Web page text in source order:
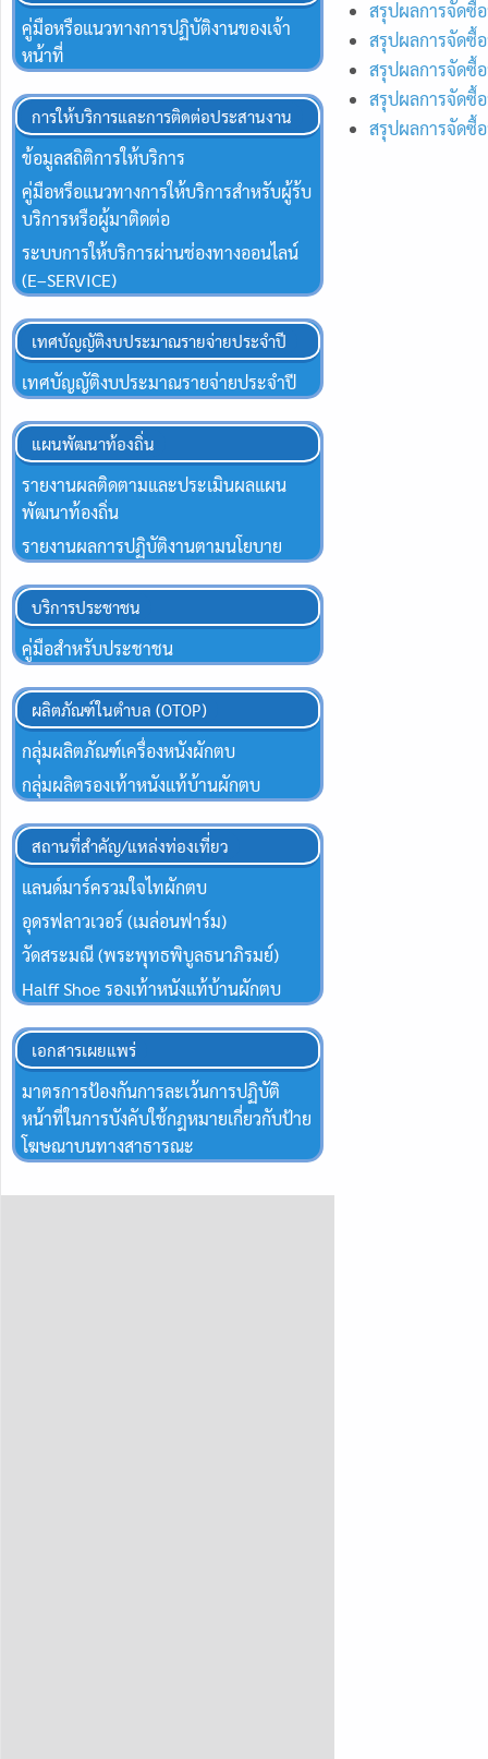
สรุปผลการจัดซื้
สรุปผลการจัดซื้
สรุปผลการจัดซื้
สรุปผลการจัดซื้
สรุปผลการจัดซื้
คู่มือหรือแนวทางการปฏิบัติงานของเจ้า
หน้าที่
การให้บริการและการติดต่อประสานงาน
ข้อมูลสถิติการให้บริการ
คู่มือหรือแนวทางการให้บริการสำหรับผู้ร้บ
บริการหรือผู้มาติดต่อ
ระบบการให้บริการผ่านช่องทางออนไลน์
(E–SERVICE)
เทศบัญญัติงบประมาณรายจ่ายประจำปี
เทศบัญญัติงบประมาณรายจ่ายประจำปี
แผนพัฒนาท้องถิ่น
รายงานผลติดตามและประเมินผลแผน
พัฒนาท้องถิ่น
รายงานผลการปฏิบัติงานตามนโยบาย
บริการประชาชน
คู่มือสำหรับประชาชน
ผลิตภัณฑ์ในตำบล (OTOP)
กลุ่มผลิตภัณฑ์เครื่องหนังผักตบ
กลุ่มผลิตรองเท้าหนังแท้บ้านผักตบ
สถานที่สำคัญ/แหล่งท่องเที่ยว
แลนด์มาร์ครวมใจไทผักตบ
อุดรฟลาวเวอร์ (เมล่อนฟาร์ม)
วัดสระมณี (พระพุทธพิบูลธนาภิรมย์)
Halff Shoe รองเท้าหนังแท้บ้านผักตบ
เอกสารเผยแพร่
มาตรการป้องกันการละเว้นการปฏิบัติ
หน้าที่ในการบังคับใช้กฎหมายเกี่ยวกับป้าย
โฆษณาบนทางสาธารณะ